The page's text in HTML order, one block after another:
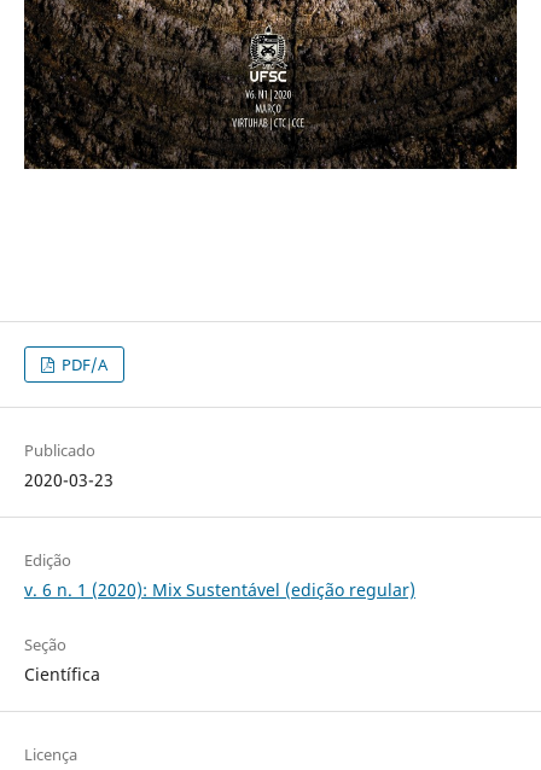
PDF/A
Publicado
2020-03-23
Edição
v. 6 n. 1 (2020): Mix Sustentável (edição regular)
Seção
Científica
Licença